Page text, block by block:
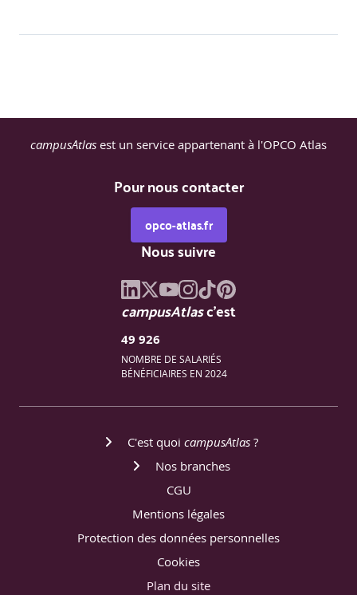
campusAtlas est un service appartenant à l'OPCO Atlas
Pour nous contacter
opco-atlas.fr
Nous suivre
campusAtlasc'est
49 926
NOMBRE DE SALARIÉS
BÉNÉFICIAIRES EN 2024
C'est quoi campusAtlas ?
Nos branches
CGU
Mentions légales
Protection des données personnelles
Cookies
Plan du site